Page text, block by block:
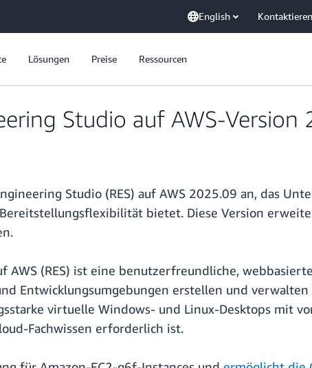
English
Lösungen Preise Ressourcen
Studio auf AWS-
Studio (RES) auf AWS 2025.09 an, das
bietet. Diese Version
AWS (RES) ist eine benutzerfreundliche,
Entwicklungsumgebungen erstellen und
virtuelle Windows- und Linux-Desktops mit
Fachwissen erforderlich ist.